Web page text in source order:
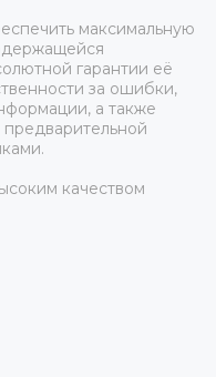
максимальную
гарантии её
за ошибки,
а также
предварительной
качеством